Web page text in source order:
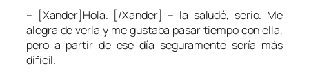
– [Xander]Hola. [/Xander] – la saludé, serio. Me
alegra de verla y me gustaba pasar tiempo con ella,
pero a partir de ese día seguramente sería más
difícil.